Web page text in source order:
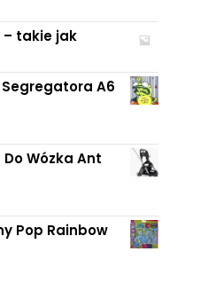
takie jak
Segregatora A6
Wózka Ant
Pop Rainbow